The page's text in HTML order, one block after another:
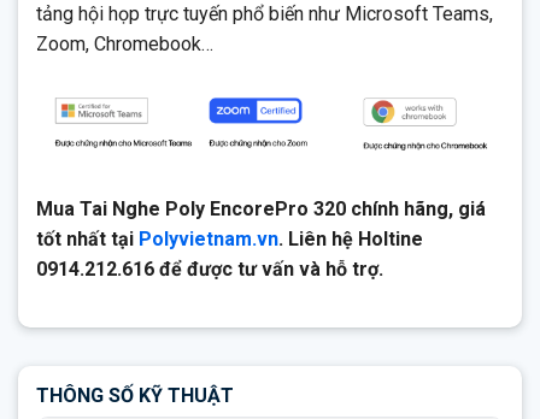
tảng hội họp trực tuyến phổ biến như Microsoft Teams,
Zoom, Chromebook…
Mua Tai Nghe Poly EncorePro 320 chính hãng, giá
tốt nhất tại Polyvietnam.vn. Liên hệ Holtine
0914.212.616 để được tư vấn và hỗ trợ.
THÔNG SỐ KỸ THUẬT